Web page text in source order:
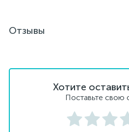
Отзывы
Хотите
Поставьте свою